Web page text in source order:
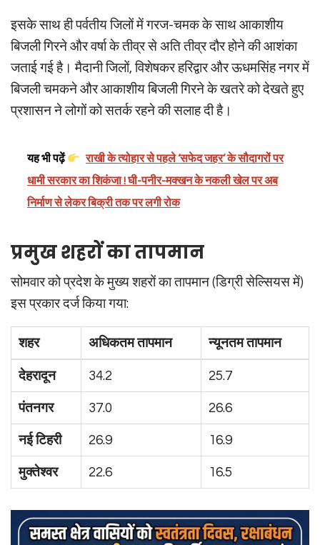
इसके साथ ही पर्वतीय जिलों में गरज-चमक के साथ आकाशीय
बिजली गिरने और वर्षा के तीव्र से अति तीव्र दौर होने की आशंका
जताई गई है। मैदानी जिलों, विशेषकर हरिद्वार और ऊधमसिंह नगर में
बिजली चमकने और आकाशीय बिजली गिरने के खतरे को देखते हुए
प्रशासन ने लोगों को सतर्क रहने की सलाह दी है।
यह भी पढ़ें
राखी के त्योहार से पहले ‘सफेद जहर’ के सौदागरों पर
धामी सरकार का शिकंजा ! घी-पनीर-मक्खन के नकली खेल पर अब
निर्माण से लेकर बिक्री तक पर लगी रोक
प्रमुख शहरों का तापमान
सोमवार को प्रदेश के मुख्य शहरों का तापमान (डिग्री सेल्सियस में)
इस प्रकार दर्ज किया गया:
शहर अधिकतम तापमान न्यूनतम तापमान
देहरादून 34.2 25.7
पंतनगर 37.0 26.6
नई टिहरी 26.9 16.9
मुक्तेश्वर 22.6 16.5